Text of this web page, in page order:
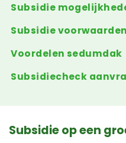
Subsidie
Subsidie
Voordelen sedumdak
Subsidiecheck
Subsidie op een